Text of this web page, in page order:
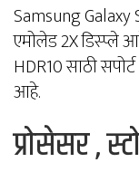
Samsung Galaxy
एमोलेड 2X डिस्प्ले
HDR10 साठी
आहे.
प्रोसेसर ,